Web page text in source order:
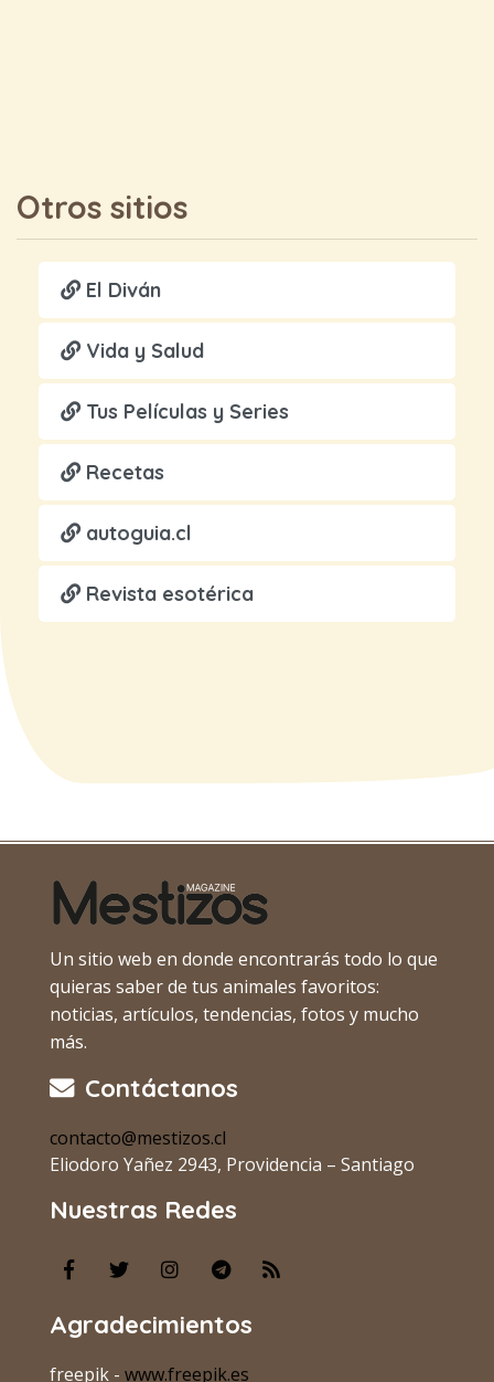
Otros sitios
El Diván
Vida y Salud
Tus Películas y Series
Recetas
autoguia.cl
Revista esotérica
Un sitio web en donde encontrarás todo lo que
quieras saber de tus animales favoritos:
noticias, artículos, tendencias, fotos y mucho
más.
Contáctanos
contacto@mestizos.cl
Eliodoro Yañez 2943, Providencia – Santiago
Nuestras Redes
Agradecimientos
freepik - www.freepik.es